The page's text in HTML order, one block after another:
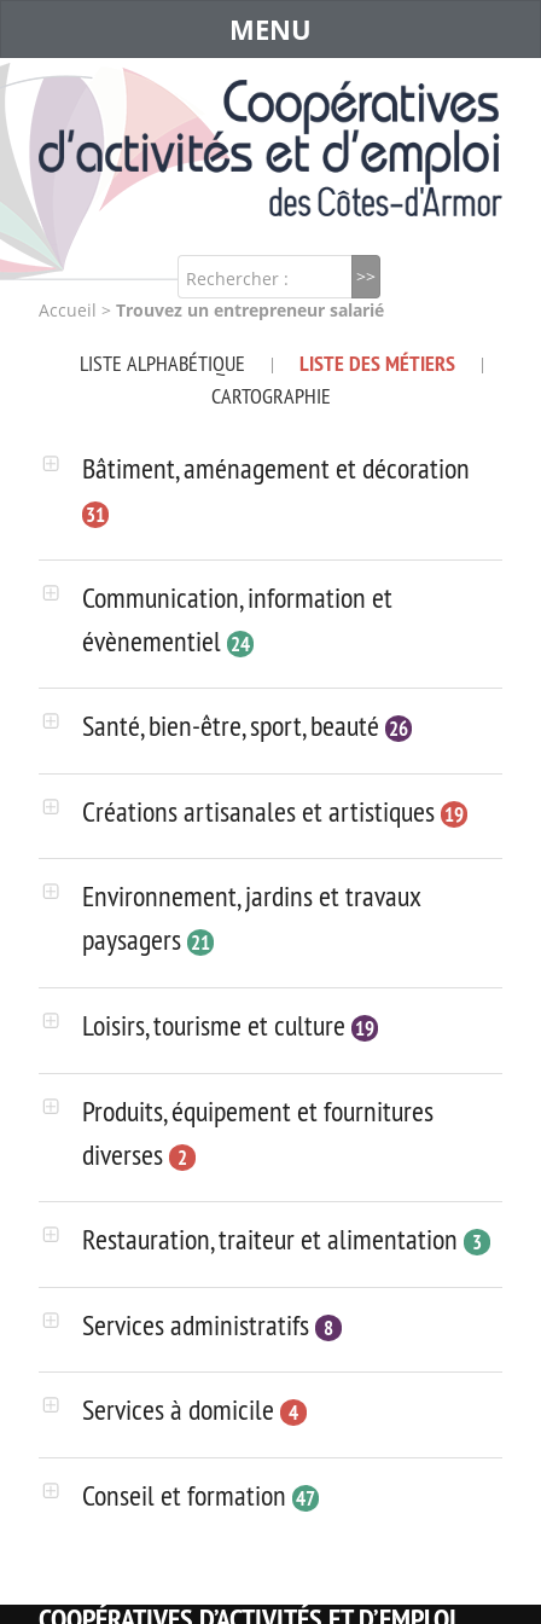
Rechercher :
MENU
Accueil > Trouvez un entrepreneur salarié
LISTE ALPHABÉTIQUE | LISTE DES MÉTIERS |
CARTOGRAPHIE
Bâtiment, aménagement et décoration
31
Communication, information et
évènementiel 24
Santé, bien-être, sport, beauté 26
Créations artisanales et artistiques 19
Environnement, jardins et travaux
paysagers 21
Loisirs, tourisme et culture 19
Produits, équipement et fournitures
diverses 2
Restauration, traiteur et alimentation 3
Services administratifs 8
Services à domicile 4
Conseil et formation 47